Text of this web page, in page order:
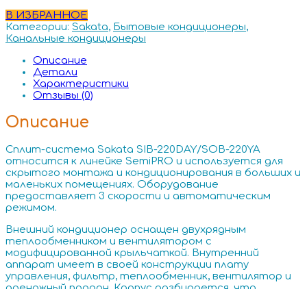
В ИЗБРАННОЕ
Категории: Sakata, Бытовые кондиционеры,
Канальные кондиционеры
Описание
Детали
Характеристики
Отзывы (0)
Описание
Сплит-система Sakata SIB-220DAY/SOB-220YA
относится к линейке SemiPRO и используется для
скрытого монтажа и кондиционирования в больших и
маленьких помещениях. Оборудование
предоставляет 3 скорости и автоматическим
режимом.
Внешний кондиционер оснащен двухрядным
теплообменником и вентилятором с
модифицированной крыльчаткой. Внутренний
аппарат имеет в своей конструкции плату
управления, фильтр, теплообменник, вентилятор и